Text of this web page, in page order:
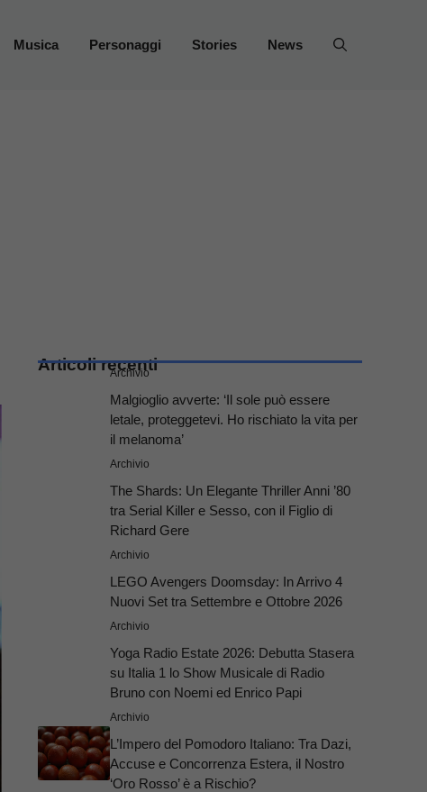
Musica Personaggi Stories News
Articoli recenti
Archivio
Malgioglio avverte: ‘Il sole può essere
letale, proteggetevi. Ho rischiato la vita per
il melanoma’
Archivio
The Shards: Un Elegante Thriller Anni ’80
tra Serial Killer e Sesso, con il Figlio di
Richard Gere
Archivio
LEGO Avengers Doomsday: In Arrivo 4
Nuovi Set tra Settembre e Ottobre 2026
Archivio
Yoga Radio Estate 2026: Debutta Stasera
su Italia 1 lo Show Musicale di Radio
Bruno con Noemi ed Enrico Papi
Archivio
L’Impero del Pomodoro Italiano: Tra Dazi,
Accuse e Concorrenza Estera, il Nostro
‘Oro Rosso’ è a Rischio?